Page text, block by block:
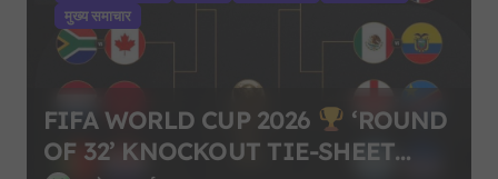
मुख्य समाचार
FIFA WORLD CUP 2026
‘ROUND
OF 32’ KNOCKOUT TIE-SHEET